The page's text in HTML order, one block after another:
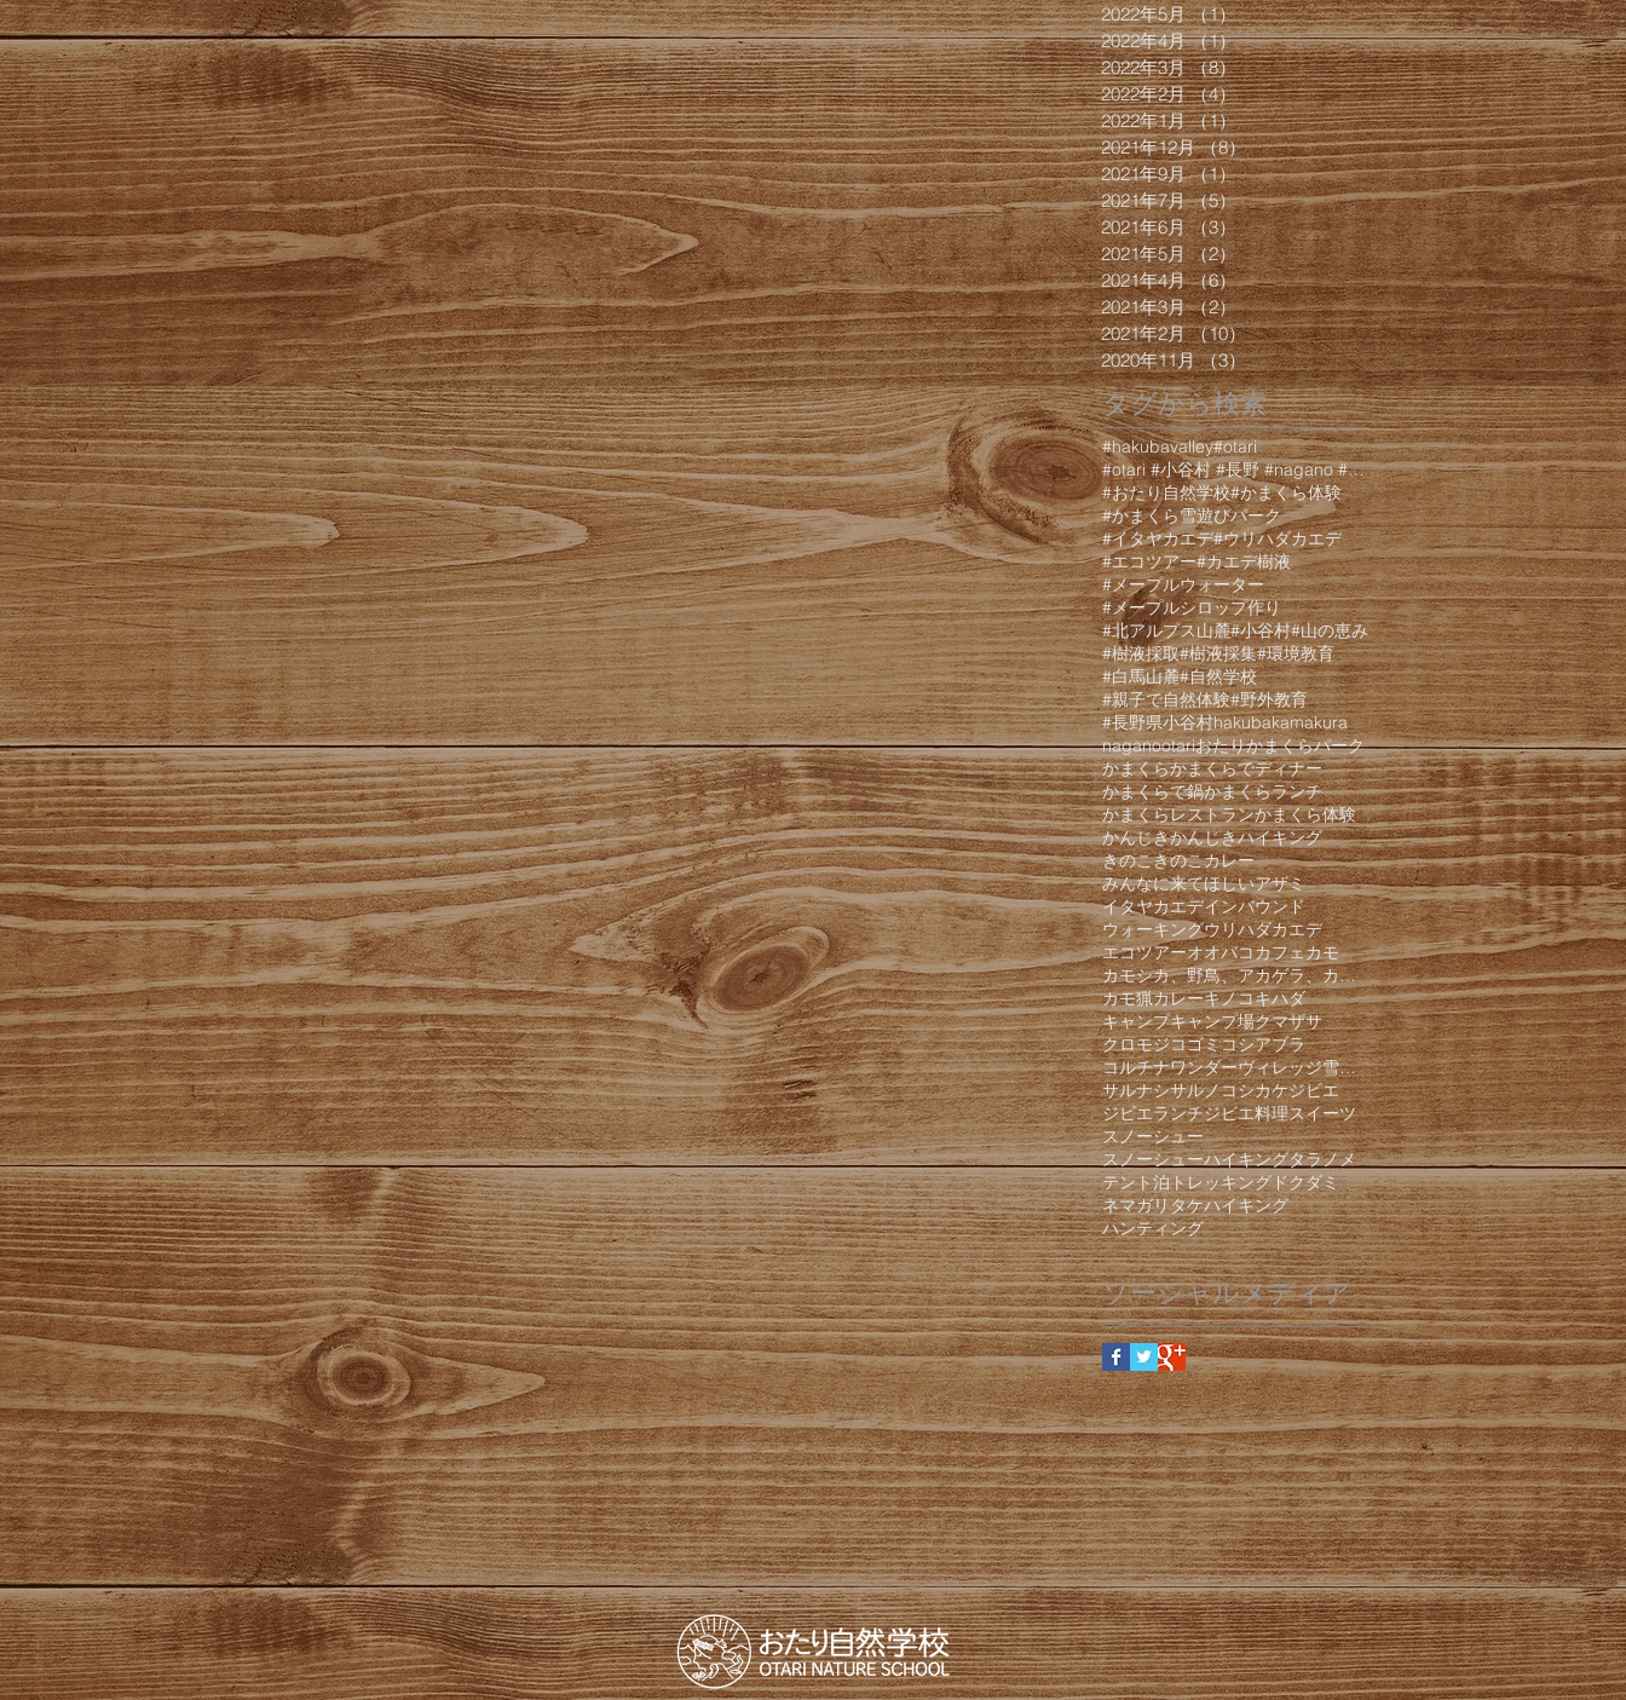
2022年5月 （1）1件の記事
2022年4月 （1）1件の記事
2022年3月 （8）8件の記事
2022年2月 （4）4件の記事
2022年1月 （1）1件の記事
2021年12月 （8）8件の記事
2021年9月 （1）1件の記事
2021年7月 （5）5件の記事
2021年6月 （3）3件の記事
2021年5月 （2）2件の記事
2021年4月 （6）6件の記事
2021年3月 （2）2件の記事
2021年2月 （10）10件の記事
2020年11月 （3）3件の記事
タグから検索
#hakubavalley#otari
#otari #小谷村 #長野 #nagano #白馬 #hakuba #栂池 #栂池高原 #栂池高
#おたり自然学校#かまくら体験
#かまくら雪遊びパーク
#イタヤカエデ#ウリハダカエデ
#エコツアー#カエデ樹液
#メープルウォーター
#メープルシロップ作り
#北アルプス山麓#小谷村#山の恵み
#樹液採取#樹液採集#環境教育
#白馬山麓#自然学校
#親子で自然体験#野外教育
#長野県小谷村hakubakamakura
naganootariおたりかまくらパーク
かまくらかまくらでディナー
かまくらで鍋かまくらランチ
かまくらレストランかまくら体験
かんじきかんじきハイキング
きのこきのこカレー
みんなに来てほしいアザミ
イタヤカエデインバウンド
ウォーキングウリハダカエデ
エコツアーオオバコカフェカモ
カモシカ、野鳥、アカゲラ、カケス、クモロジ、野生動物、かんじき、
カモ猟カレーキノコキハダ
キャンプキャンプ場クマザサ
クロモジコゴミコシアブラ
コルチナワンダーヴィレッジ雪遊びパーク
サルナシサルノコシカケジビエ
ジビエランチジビエ料理スイーツ
スノーシュー
スノーシューハイキングタラノメ
テント泊トレッキングドクダミ
ネマガリタケハイキング
ハンティング
ソーシャルメディア